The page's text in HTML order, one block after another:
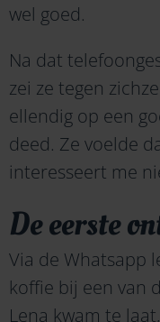
wel goed.
Na dat
zei ze tegen
ellendig op een
deed. Ze voelde
interesseert me
De eerste
Via de Whatsapp
koffie bij een van
Lena kwam te